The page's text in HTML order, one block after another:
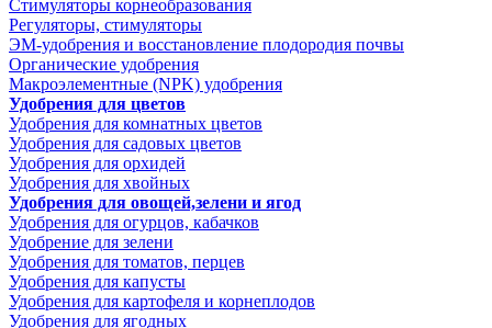
Стимуляторы корнеобразования
Регуляторы, стимуляторы
ЭМ-удобрения и восстановление плодородия почвы
Органические удобрения
Макроэлементные (NPK) удобрения
Удобрения для цветов
Удобрения для комнатных цветов
Удобрения для садовых цветов
Удобрения для орхидей
Удобрения для хвойных
Удобрения для овощей,зелени и ягод
Удобрения для огурцов, кабачков
Удобрение для зелени
Удобрения для томатов, перцев
Удобрения для капусты
Удобрения для картофеля и корнеплодов
Удобрения для ягодных